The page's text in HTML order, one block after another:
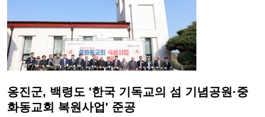
옹진군, 백령도 '한국 기독교의 섬 기념공원·중
화동교회 복원사업' 준공